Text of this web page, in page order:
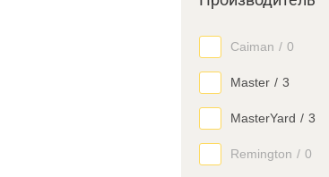
Caiman / 0
Master / 3
MasterYard / 3
Remington / 0